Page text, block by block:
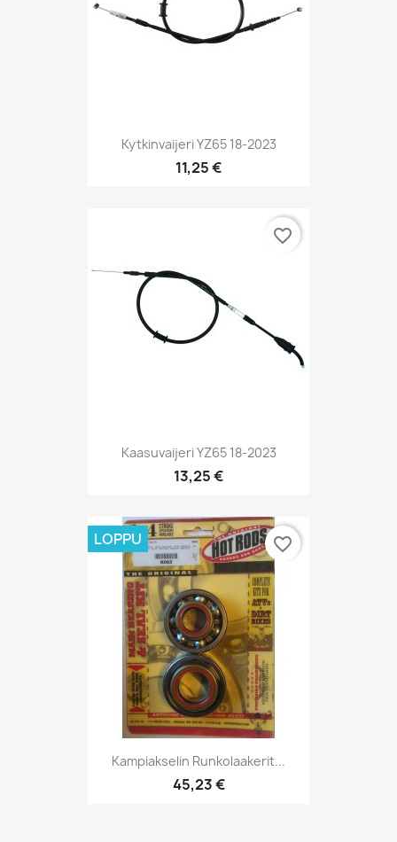
Kytkinvaijeri YZ65 18-2023
11,25 €
Kaasuvaijeri YZ65 18-2023
13,25 €
favorite_border
Kampiakselin Runkolaakerit...
45,23 €
LOPPU favorite_border